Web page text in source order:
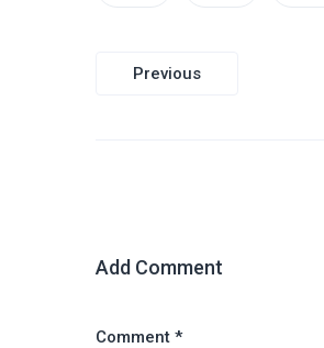
Навигация
Previous
Add Comment
Comment *